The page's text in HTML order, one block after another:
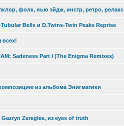
фолк, нью эйдж, инстр, ретро, релакс
Bells и D.Twins-Twin Peaks Reprise
всех!
Sadeness Part I (The Enigma Remixes)
из альбома Энигматики
Zereglee, из eyes of truth